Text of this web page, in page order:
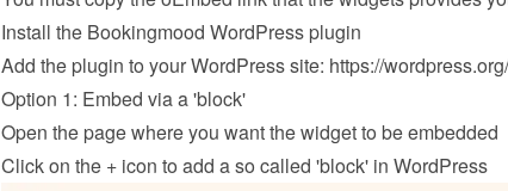
Install the Bookingmood WordPress plugin
Add the plugin to your WordPress site: https://
Option 1: Embed via a 'block'
Open the page where you want the widget to be embedded
Click on the + icon to add a so called 'block' in WordPress